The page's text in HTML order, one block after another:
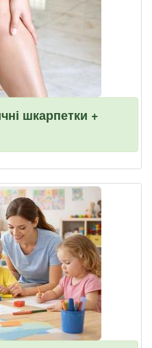
шкарпетки +